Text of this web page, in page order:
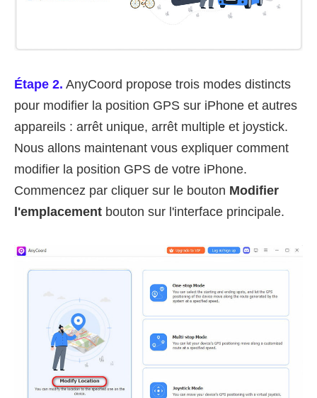
Étape 2. AnyCoord propose trois modes distincts
pour modifier la position GPS sur iPhone et autres
appareils : arrêt unique, arrêt multiple et joystick.
Nous allons maintenant vous expliquer comment
modifier la position GPS de votre iPhone.
Commencez par cliquer sur le bouton Modifier
l'emplacement bouton sur l'interface principale.